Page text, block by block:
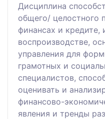
Дисциплина
общего/ целостного
финансах и
воспроизводстве,
управления для
грамотных и
специалистов,
оценивать и
финансово-
явления и тренды